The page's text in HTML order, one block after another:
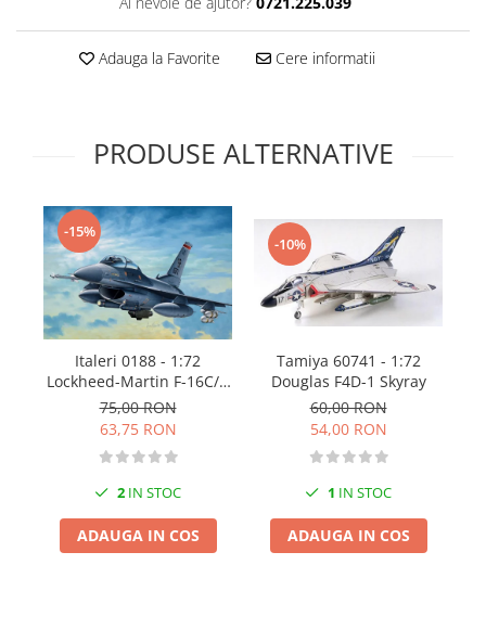
Airbrush Paint
Chameleon Paints
Special Effects
Diluanti, lacuri si auxiliare
Primer
Pigmenti Super Metalici
Fluorescent Paints
Chrome Paints
Dipping Inks
Pigmenti Glow In The Dark
Flexible Paint
Vopsele Metalice
Trench Crusade
Warhammer The Old World
Adauga la Favorite Cere informatii
PRODUSE ALTERNATIVE
-15%
Italeri 0188 - 1:72
Lockheed-Martin F-16C/D
Fighting Fa
75,00 RON
63,75 RON
2 IN STOC
ADAUGA IN COS
-10%
Tamiya 60741 - 1:72
Douglas F4D-1 Skyray
60,00 RON
54,00 RON
1 IN STOC
ADAUGA IN COS